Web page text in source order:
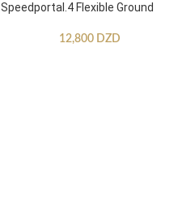
Speedportal.4 Flexible Ground
12,800 DZD